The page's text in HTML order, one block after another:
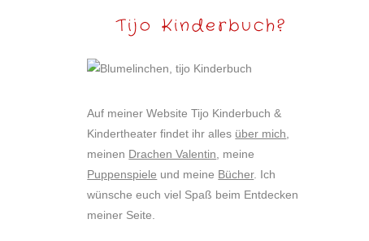
Tijo Kinderbuch?
Auf meiner Website Tijo Kinderbuch &
Kindertheater findet ihr alles über mich
meinen Drachen Valentin , meine
Puppenspiele und meine Bücher. Ich
wünsche euch viel Spaß beim Entdecken
meiner Seite.